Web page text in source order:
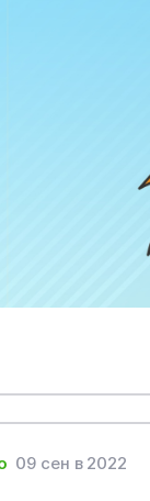
09 сен в 2022